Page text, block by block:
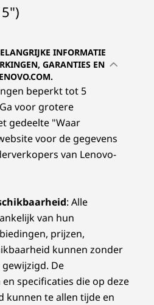
INFORMATIE
GARANTIES EN
beperkt tot 5
voor grotere
gedeelte "Waar
voor de gegevens
van Lenovo-
: Alle
van hun
prijzen,
kunnen zonder
De
specificaties die op deze
kunnen te allen tijde en